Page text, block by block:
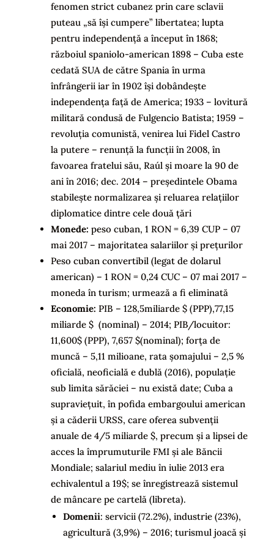
fenomen strict cubanez prin care sclavii
puteau „să își cumpere” libertatea; lupta
pentru independență a început în 1868;
războiul spaniolo-american 1898 – Cuba este
cedată SUA de către Spania în urma
înfrângerii iar în 1902 își dobândește
independența față de America; 1933 – lovitură
militară condusă de Fulgencio Batista; 1959 –
revoluția comunistă, venirea lui Fidel Castro
la putere – renunță la funcții în 2008, în
favoarea fratelui său, Raúl și moare la 90 de
ani în 2016; dec. 2014 – președintele Obama
stabilește normalizarea și reluarea relațiilor
diplomatice dintre cele două țări
Monede: peso cuban, 1 RON = 6,39 CUP – 07
mai 2017 – majoritatea salariilor și prețurilor
Peso cuban convertibil (legat de dolarul
american) – 1 RON = 0,24 CUC – 07 mai 2017 –
moneda în turism; urmează a fi eliminată
Economie: PIB – 128,5miliarde $ (PPP),77,15
miliarde $ (nominal) – 2014; PIB/locuitor:
11,600$ (PPP), 7,657 $(nominal); forța de
muncă – 5,11 milioane, rata șomajului – 2,5 %
oficială, neoficială e dublă (2016), populație
sub limita sărăciei – nu există date; Cuba a
supraviețuit, în pofida embargoului american
și a căderii URSS, care oferea subvenții
anuale de 4/5 miliarde $, precum și a lipsei de
acces la împrumuturile FMI și ale Băncii
Mondiale; salariul mediu în iulie 2013 era
echivalentul a 19$; se înregistrează sistemul
de mâncare pe cartelă (libreta).
Domenii: servicii (72.2%), industrie (23%),
agricultură (3,9%) – 2016; turismul joacă și